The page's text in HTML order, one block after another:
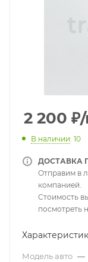
2 200 ₽
В наличии: 10
ДОСТАВКА
Отправим в
компанией.
Стоимость
посмотреть
Модель авто —